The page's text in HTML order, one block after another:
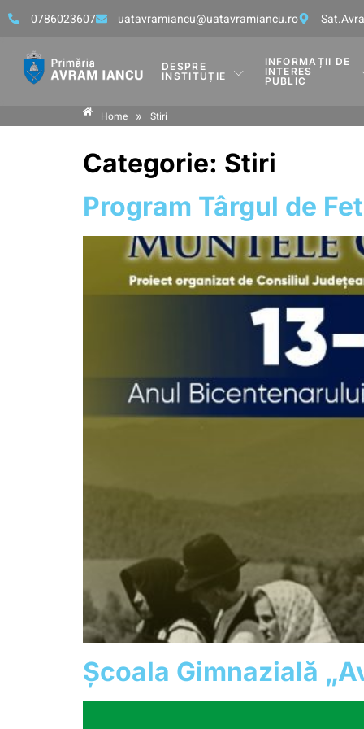
0786023607 uatavramiancu@uatavramiancu.ro
DESPRE
INSTITUȚIE
INFORMAȚII DE
INTERES
PUBLIC
Home » Stiri
Categorie: Stiri
Program Târgul de
Școala Gimnazială